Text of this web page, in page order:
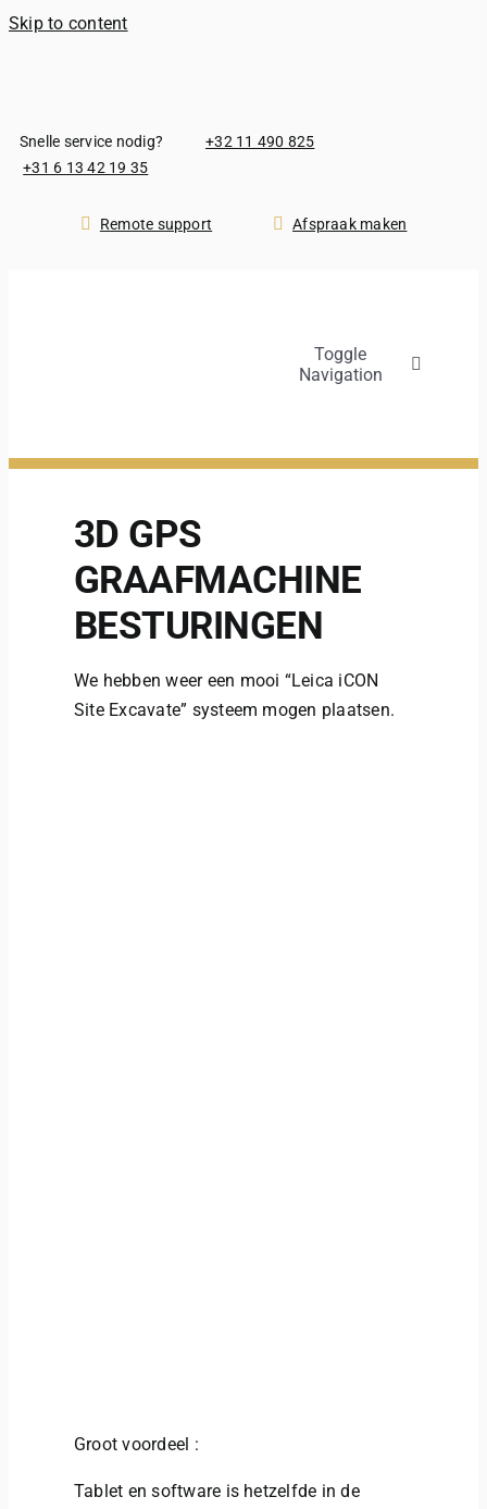
Skip to content
Snelle service nodig?
+32 11 490 825
+31 6 13 42 19 35
Remote support Afspraak maken
Toggle
Navigation
Opleidingen
Service
3D GPS
GRAAFMACHINE
BESTURINGEN
We hebben weer een mooi “Leica iCON
Site Excavate” systeem mogen plaatsen.
Groot voordeel :
Tablet en software is hetzelfde in de